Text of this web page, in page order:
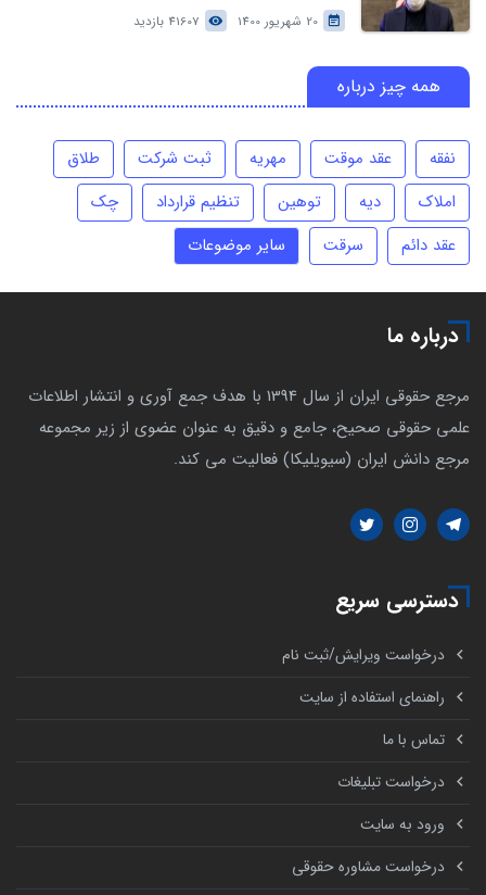
20 شهریور 1400 41607 بازدید
همه چیز درباره
نفقه عقد موقت مهریه ثبت شرکت
طلاق
املاک
دیه توهین تنظیم قرارداد
چک
عقد دائم
سرقت سایر موضوعات
درباره ما
مرجع حقوقی ایران از سال 1394 با هدف جمع آوری و انتشار اطلاعات
علمی حقوقی صحیح، جامع و دقیق به عنوان عضوی از زیر مجموعه
مرجع دانش ایران (سیویلیکا) فعالیت می کند.
دسترسی سریع
درخواست ویرایش/ثبت نام
راهنمای استفاده از سایت
تماس با ما
درخواست تبلیغات
ورود به سایت
درخواست مشاوره حقوقی